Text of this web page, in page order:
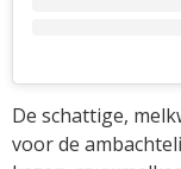
De schattige,
voor de